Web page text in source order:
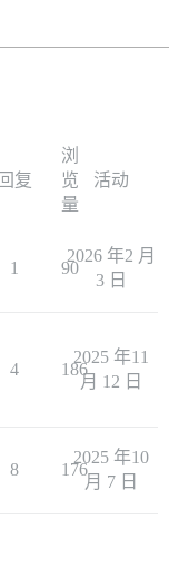
回复
浏
览
量
活动
1 90
2026 年2 月
3 日
4 186
2025 年11
月 12 日
8 176
2025 年10
月 7 日